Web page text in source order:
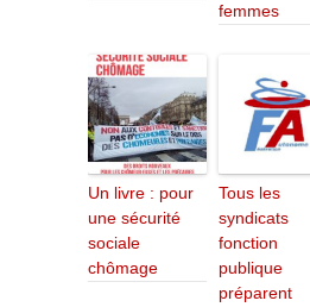
femmes
Un livre : pour
une sécurité
sociale
chômage
Tous les
syndicats
fonction
publique
préparent